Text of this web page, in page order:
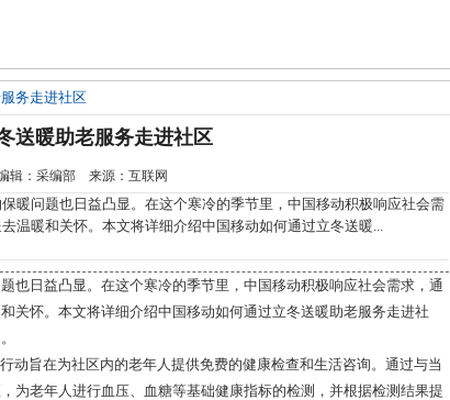
务走进社区
送暖助老服务走进社区
辑：采编部 来源：互联网
问题也日益凸显。在这个寒冷的季节里，中国移动积极响应社会需
温暖和关怀。本文将详细介绍中国移动如何通过立冬送暖...
也日益凸显。在这个寒冷的季节里，中国移动积极响应社会需求，通
关怀。本文将详细介绍中国移动如何通过立冬送暖助老服务走进社
动旨在为社区内的老年人提供免费的健康检查和生活咨询。通过与当
为老年人进行血压、血糖等基础健康指标的检测，并根据检测结果提